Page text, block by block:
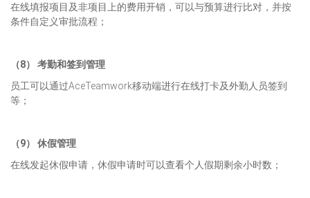
在线填报项目及非项目上的费用开销，可以与预算进行比对，并按
条件自定义审批流程；
（8） 考勤和签到管理
员工可以通过AceTeamwork移动端进行在线打卡及外勤人员签到
等；
（9） 休假管理
在线发起休假申请，休假申请时可以查看个人假期剩余小时数；